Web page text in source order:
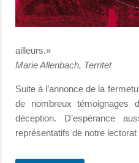
ailleurs.»
Marie Allenbach, Territet
Suite à l’annonce de la
de nombreux témoignages
déception. D’espérance
représentatifs de notre